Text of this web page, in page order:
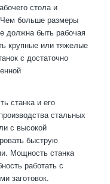
стола и
больше размеры
должна быть рабочая
крупные или тяжелые
с достаточно
станка и его
стальных
с высокой
быструю
Мощность станка
работать с
заготовок.